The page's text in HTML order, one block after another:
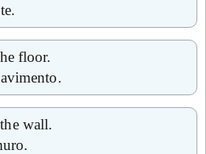
floor.
the wall.